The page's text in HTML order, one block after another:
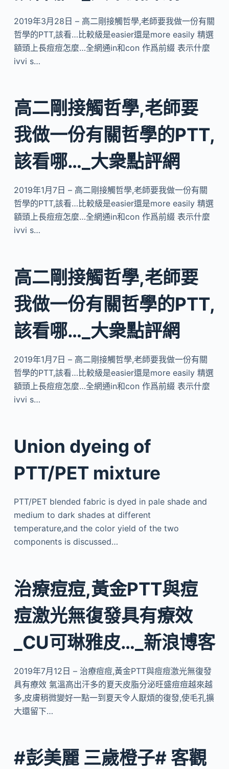
2019年3月28日 – 高二剛接觸哲學,老師要我做一份有關
哲學的PTT,該看…比較級是easier還是more easily 精選
額頭上長痘痘怎麼…全網通in和con 作爲前綴 表示什麼
ivvi s…
高二剛接觸哲學,老師要
我做一份有關哲學的PTT,
該看哪…_大衆點評網
2019年1月7日 – 高二剛接觸哲學,老師要我做一份有關
哲學的PTT,該看…比較級是easier還是more easily 精選
額頭上長痘痘怎麼…全網通in和con 作爲前綴 表示什麼
ivvi s…
高二剛接觸哲學,老師要
我做一份有關哲學的PTT,
該看哪…_大衆點評網
2019年1月7日 – 高二剛接觸哲學,老師要我做一份有關
哲學的PTT,該看…比較級是easier還是more easily 精選
額頭上長痘痘怎麼…全網通in和con 作爲前綴 表示什麼
ivvi s…
Union dyeing of
PTT/PET mixture
PTT/PET blended fabric is dyed in pale shade and
medium to dark shades at different
temperature,and the color yield of the two
components is discussed…
治療痘痘,黃金PTT與痘
痘激光無復發具有療效
_CU可琳雅皮…_新浪博客
2019年7月12日 – 治療痘痘,黃金PTT與痘痘激光無復發
具有療效 氣溫高出汗多的夏天皮脂分泌旺盛痘痘越來越
多,皮膚稍微變好一點一到夏天令人厭煩的復發,使毛孔擴
大還留下…
#彭美麗 三歲橙子# 客觀